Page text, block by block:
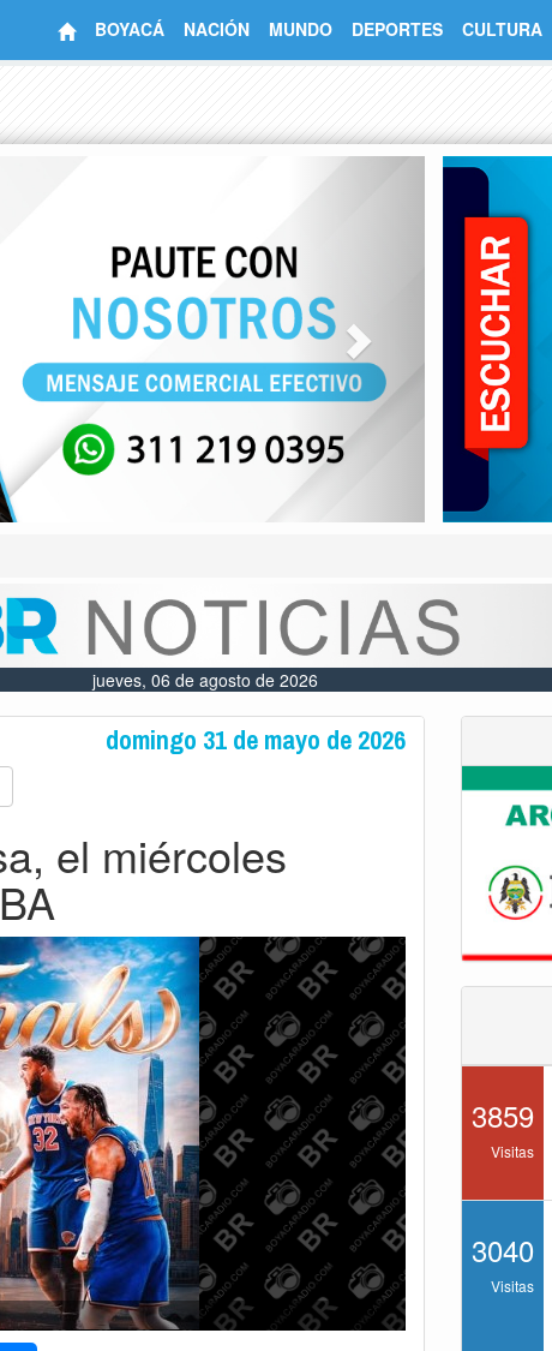
BOYACÁ NACIÓN MUNDO DEPORTES CULTURA
jueves, 06 de agosto de 2026
domingo 31 de mayo de 2026
el miércoles
3859
Visitas
3040
Visitas